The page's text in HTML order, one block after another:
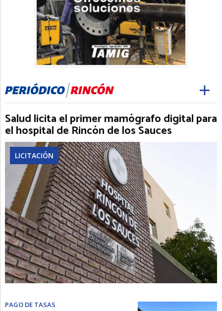
Salud licita el primer mamógrafo digital para
el hospital de Rincón de los Sauces
LICITACIÓN
PAGO DE TASAS